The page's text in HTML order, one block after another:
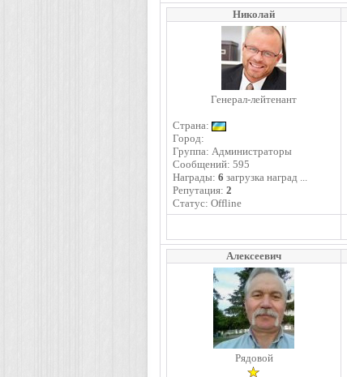
Николай
Генерал-лейтенант
Страна:
Город:
Группа: Администраторы
Сообщений: 595
Награды: 6 загрузка наград ...
Репутация: 2
Статус: Offline
Алексеевич
Рядовой